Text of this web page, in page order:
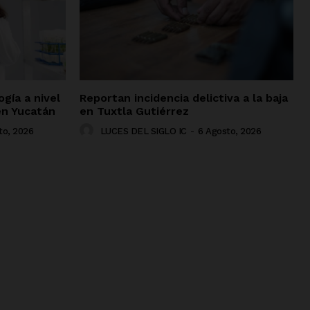
a nivel
Yucatán
2026
Reportan incidencia delictiva a la baja
en Tuxtla Gutiérrez
LUCES DEL SIGLO IC - 6 Agosto, 2026